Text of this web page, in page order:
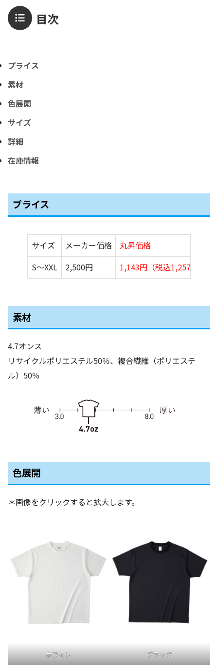
目次
プライス
素材
色展開
サイズ
詳細
在庫情報
プライス
サイズ メーカー価格
丸昇価格
S〜XXL
2,500円 1,143円（税込1,257円）
素材
4.7オンス
リサイクルポリエステル50％、複合繊維（ポリエステ
ル）50％
色展開
＊画像をクリックすると拡大します。
ホワイト ブラック